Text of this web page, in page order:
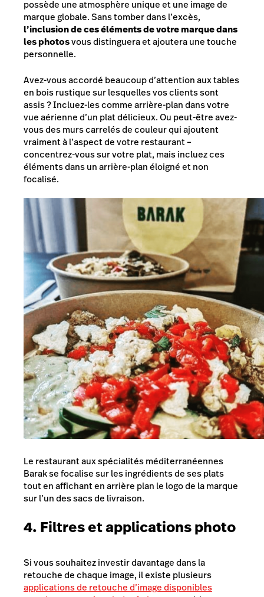
possède une atmosphère unique et une image de
marque globale. Sans tomber dans l’excès,
l’inclusion de ces éléments de votre marque dans
les photosvous distinguera et ajoutera une touche
personnelle.
Avez-vous accordé beaucoup d’attention aux tables
en bois rustique sur lesquelles vos clients sont
assis ? Incluez-les comme arrière-plan dans votre
vue aérienne d’un plat délicieux. Ou peut-être avez-
vous des murs carrelés de couleur qui ajoutent
vraiment à l’aspect de votre restaurant –
concentrez-vous sur votre plat, mais incluez ces
éléments dans un arrière-plan éloigné et non
focalisé.
Le restaurant aux spécialités méditerranéennes
Barak se focalise sur les ingrédients de ses plats
tout en affichant en arrière plan le logo de la marque
sur l’un des sacs de livraison.
4. Filtres et applications photo
Si vous souhaitez investir davantage dans la
retouche de chaque image, il existe plusieurs
applications de retouche d’image disponibles